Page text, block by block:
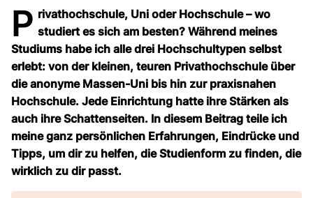
P rivathochschule, Uni oder Hochschule – wo
studiert es sich am besten? Während meines
Studiums habe ich alle drei Hochschultypen selbst
erlebt: von der kleinen, teuren Privathochschule über
die anonyme Massen-Uni bis hin zur praxisnahen
Hochschule. Jede Einrichtung hatte ihre Stärken als
auch ihre Schattenseiten. In diesem Beitrag teile ich
meine ganz persönlichen Erfahrungen, Eindrücke und
Tipps, um dir zu helfen, die Studienform zu finden, die
wirklich zu dir passt.